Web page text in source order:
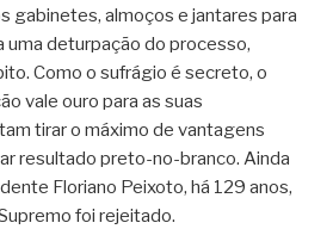
gabinetes, almoços e jantares para
uma deturpação do processo,
Como o sufrágio é secreto, o
vale ouro para as suas
tirar o máximo de vantagens
resultado preto-no-branco. Ainda
Floriano Peixoto, há 129 anos,
foi rejeitado.